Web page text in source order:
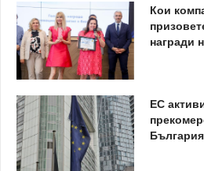
Кои
награди
ЕС
България